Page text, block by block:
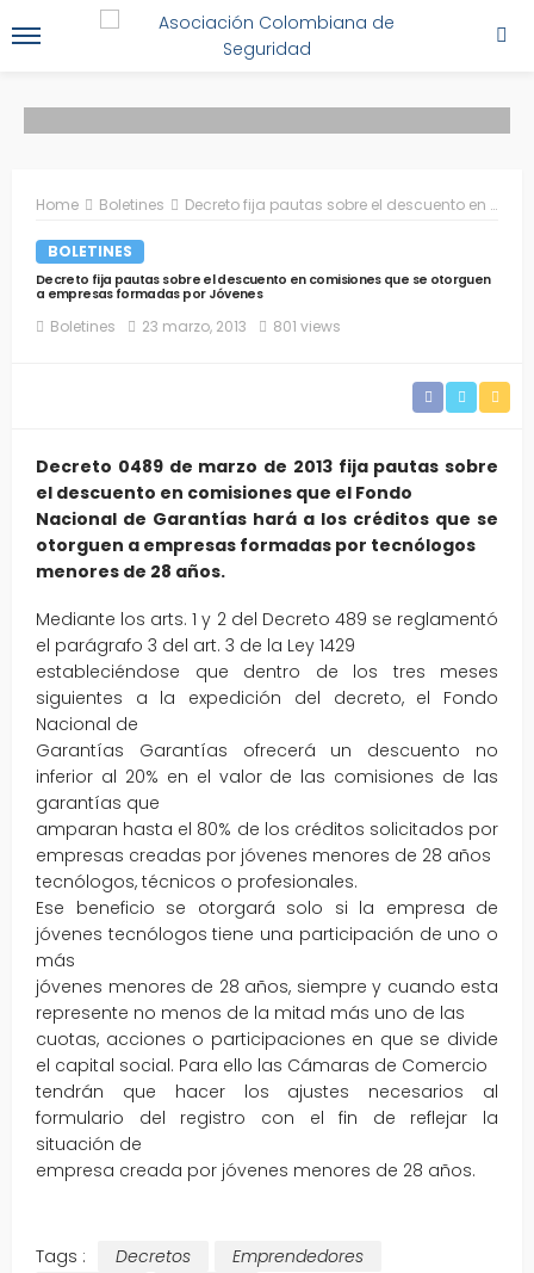
Home Boletines Decreto fija pautas sobre el descuento en comisiones que se otorguen a empresas formadas por Jóvenes
BOLETINES
Decreto fija pautas sobre el descuento en comisiones que se otorguen
a empresas formadas por Jóvenes
Boletines 23 marzo, 2013 801 views
Decreto 0489 de marzo de 2013 fija pautas sobre
el descuento en comisiones que el Fondo
Nacional de Garantías hará a los créditos que se
otorguen a empresas formadas por tecnólogos
menores de 28 años.
Mediante los arts. 1 y 2 del Decreto 489 se reglamentó
el parágrafo 3 del art. 3 de la Ley 1429
estableciéndose que dentro de los tres meses
siguientes a la expedición del decreto, el Fondo
Nacional de
Garantías Garantías ofrecerá un descuento no
inferior al 20% en el valor de las comisiones de las
garantías que
amparan hasta el 80% de los créditos solicitados por
empresas creadas por jóvenes menores de 28 años
tecnólogos, técnicos o profesionales.
Ese beneficio se otorgará solo si la empresa de
jóvenes tecnólogos tiene una participación de uno o
más
jóvenes menores de 28 años, siempre y cuando esta
represente no menos de la mitad más uno de las
cuotas, acciones o participaciones en que se divide
el capital social. Para ello las Cámaras de Comercio
tendrán que hacer los ajustes necesarios al
formulario del registro con el fin de reflejar la
situación de
empresa creada por jóvenes menores de 28 años.
Tags : Decretos
Emprendedores